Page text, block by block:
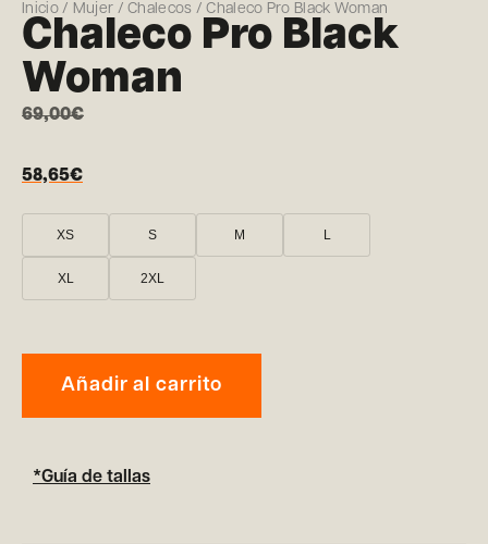
Inicio/ Mujer /Chalecos / Chaleco Pro Black Woman
Chaleco Pro Black
Woman
69,00€
58,65€
XS S M L
XL 2XL
Añadir al carrito
*Guía de tallas